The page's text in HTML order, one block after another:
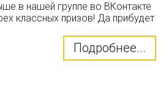
в нашей группе во ВКонтакте
классных призов! Да прибудет
Подробнее...